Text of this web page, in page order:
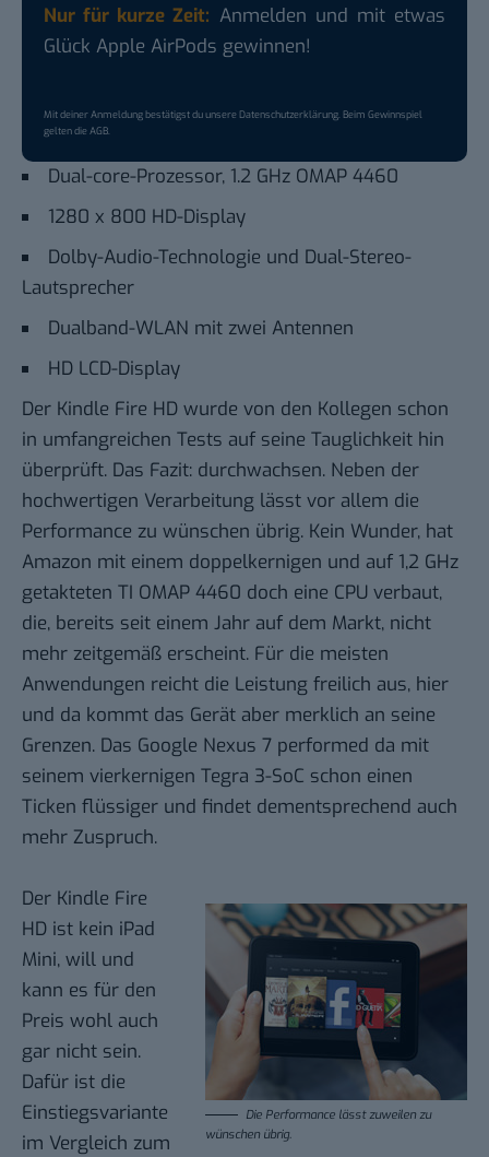
Nur für kurze Zeit: Anmelden und mit etwas
Glück Apple AirPods gewinnen!
Mit deiner Anmeldung bestätigst du unsereDatenschutzerklärung. Beim Gewinnspiel
gelten dieAGB.
Dual-core-Prozessor, 1.2 GHz OMAP 4460
1280 x 800 HD-Display
Dolby-Audio-Technologie und Dual-Stereo-
Lautsprecher
Dualband-WLAN mit zwei Antennen
HD LCD-Display
Der Kindle Fire HD wurde von den Kollegen schon
in umfangreichen Tests auf seine Tauglichkeit hin
überprüft. Das Fazit: durchwachsen. Neben der
hochwertigen Verarbeitung lässt vor allem die
Performance zu wünschen übrig. Kein Wunder, hat
Amazon mit einem doppelkernigen und auf 1,2 GHz
getakteten TI OMAP 4460 doch eine CPU verbaut,
die, bereits seit einem Jahr auf dem Markt, nicht
mehr zeitgemäß erscheint. Für die meisten
Anwendungen reicht die Leistung freilich aus, hier
und da kommt das Gerät aber merklich an seine
Grenzen. Das Google Nexus 7 performed da mit
seinem vierkernigen Tegra 3-SoC schon einen
Ticken flüssiger und findet dementsprechend auch
mehr Zuspruch.
Die Performance lässt zuweilen zu
wünschen übrig.
Der Kindle Fire
HD ist kein iPad
Mini, will und
kann es für den
Preis wohl auch
gar nicht sein.
Dafür ist die
Einstiegsvariante
im Vergleich zum